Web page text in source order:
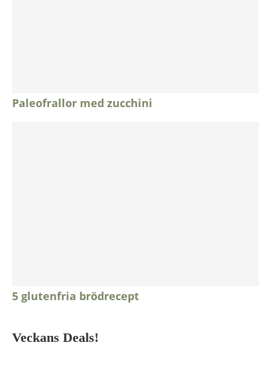
Paleofrallor med zucchini
5 glutenfria brödrecept
Veckans Deals!